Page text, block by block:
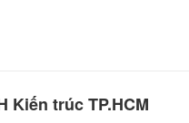
Kiến trúc TP.HCM